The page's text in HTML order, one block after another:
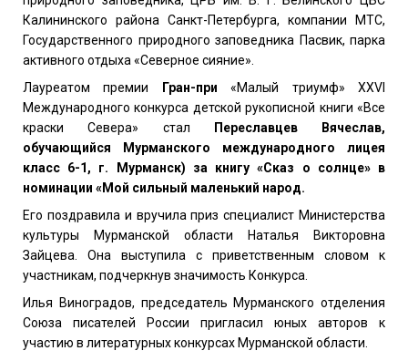
Калининского района Санкт-Петербурга, компании МТС,
Государственного природного заповедника Пасвик, парка
активного отдыха «Северное сияние».
Лауреатом премии
Гран-при«Малый триумф» XXV
Международного конкурса детской рукописной книги «Все
краски Севера» стал
Переславцев Вячеслав,
обучающийся Мурманского международного лицея
класс 6-1, г. Мурманск) за книгу «Сказ о солнце» в
номинации «Мой сильный маленький народ.
Его поздравила и вручила приз специалист Министерства
культуры Мурманской области Наталья Викторовна
Зайцева. Она выступила с приветственным словом к
участникам, подчеркнув значимость Конкурса.
Илья Виноградов, председатель Мурманского отделения
Союза писателей России пригласил юных авторов к
участию в литературных конкурсах Мурманской области.